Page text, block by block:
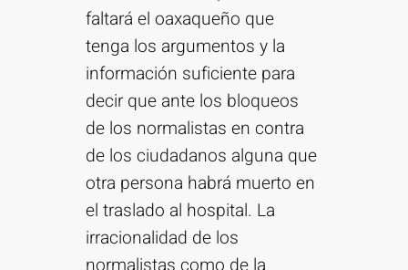
faltará el oaxaqueño que
tenga los argumentos y la
información suficiente para
decir que ante los bloqueos
de los normalistas en contra
de los ciudadanos alguna que
otra persona habrá muerto en
el traslado al hospital. La
irracionalidad de los